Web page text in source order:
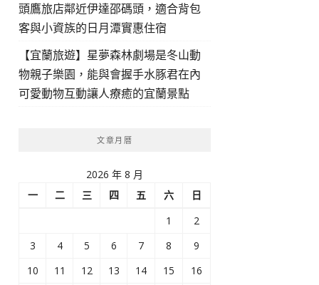
頭鷹旅店鄰近伊達邵碼頭，適合背包
客與小資族的日月潭實惠住宿
【宜蘭旅遊】星夢森林劇場是冬山動
物親子樂園，能與會握手水豚君在內
可愛動物互動讓人療癒的宜蘭景點
文章月曆
2026 年 8 月
一
二 三 四 五 六
日
1
2
3
4 5 6 7 8
9
10
11 12 13 14 15
16